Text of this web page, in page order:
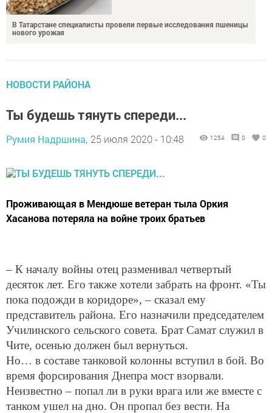
В Татарстане специалисты провели первые исследования пшеницы
нового урожая
НОВОСТИ РАЙОНА
Ты будешь тянуть спереди...
Румия Надршина, 25 июля 2020 - 10:48 1254 0 0
Проживающая в Мендюше ветеран тыла Оркия
Хасанова потеряла на войне троих братьев
– К началу войны отец разменивал четвертый
десяток лет. Его также хотели забрать на фронт. «Ты
пока подожди в коридоре», – сказал ему
представитель района. Его назначили председателем
Училинского сельского совета. Брат Самат служил в
Чите, осенью должен был вернуться.
Но… в составе танковой колонны вступил в бой. Во
время форсирования Днепра мост взорвали.
Неизвестно – попал ли в руки врага или же вместе с
танком ушел на дно. Он пропал без вести. На